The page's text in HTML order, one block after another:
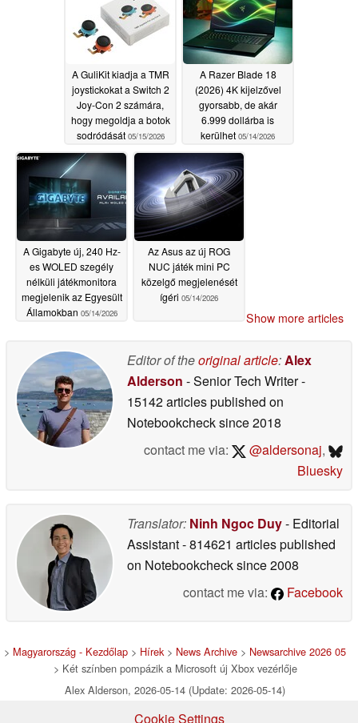
A GuliKit kiadja a TMR
joystickokat a Switch 2
Joy-Con 2 számára,
hogy megoldja a botok
sodródását 05/15/2026
A Razer Blade 18
(2026) 4K kijelzővel
gyorsabb, de akár
6.999 dollárba is
kerülhet 05/14/2026
A Gigabyte új, 240 Hz-
es WOLED szegély
nélküli játékmonitora
megjelenik az Egyesült
Államokban 05/14/2026
Az Asus az új ROG
NUC játék mini PC
közelgő megjelenését
ígéri 05/14/2026
Show more articles
Editor of theoriginal article:Alex
Alderson - Senior Tech Writer-
15142 articles published on
Notebookchecksince 2018
contact me via:
@aldersonaj,
Bluesky
Translator: Ninh Ngoc Duy- Editorial
Assistant- 814621 articles published
on Notebookchecksince 2008
contact me via:
Facebook
> Magyarország - Kezdőlap > Hírek> News Archive > Newsarchive 2026 05
> Két színben pompázik a Microsoft új Xbox vezérlője
Alex Alderson, 2026-05-14 (Update: 2026-05-14)
Cookie Settings